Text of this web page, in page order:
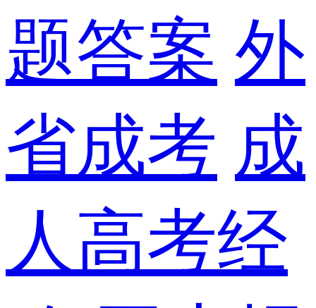
题答案 外
省成考 成
人高考经